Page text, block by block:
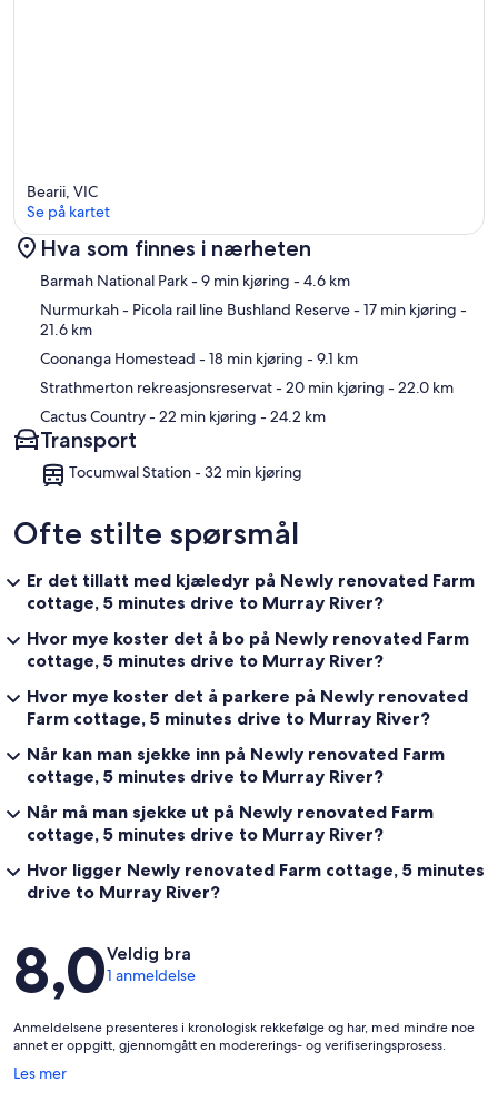
Kart
Bearii, VIC
Se på kartet
Hva som finnes i nærheten
Barmah National Park- 9 min kjøring - 4.6 km
Nurmurkah - Picola rail line Bushland Reserve- 17 min kjøring -
21.6 km
Coonanga Homestead - 18 min kjøring - 9.1 km
Strathmerton rekreasjonsreservat- 20 min kjøring - 22.0 km
Cactus Country- 22 min kjøring - 24.2 km
Transport
Tocumwal Station - 32 min kjøring
Ofte stilte spørsmål
Er det tillatt med kjæledyr på Newly renovated Farm
cottage, 5 minutes drive to Murray River?
Hvor mye koster det å bo på Newly renovated Farm
cottage, 5 minutes drive to Murray River?
Hvor mye koster det å parkere på Newly renovated
Farm cottage, 5 minutes drive to Murray River?
Når kan man sjekke inn på Newly renovated Farm
cottage, 5 minutes drive to Murray River?
Når må man sjekke ut på Newly renovated Farm
cottage, 5 minutes drive to Murray River?
Hvor ligger Newly renovated Farm cottage, 5 minutes
drive to Murray River?
Anmeldelser
8,0Veldig bra
1 anmeldelse
Anmeldelsene presenteres i kronologisk rekkefølge og har, med mindre noe
annet er oppgitt, gjennomgått en modererings- og verifiseringsprosess.
Les mer
Åpnes